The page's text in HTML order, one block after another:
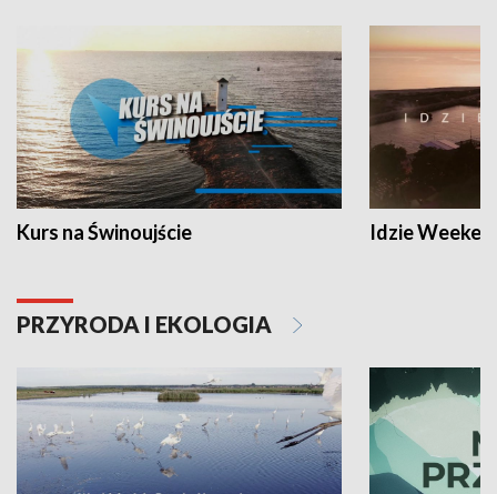
Kurs na Świnoujście Idzie
PRZYRODA I EKOLOGIA